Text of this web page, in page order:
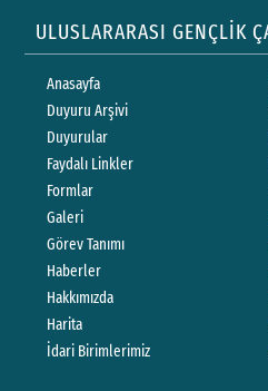
Anasayfa
Duyuru Arşivi
Duyurular
Faydalı Linkler
Formlar
Galeri
Görev Tanımı
Haberler
Hakkımızda
Harita
İdari Birimlerimiz